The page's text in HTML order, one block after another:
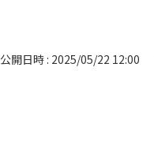
公開日時 : 2025/05/22 12:00